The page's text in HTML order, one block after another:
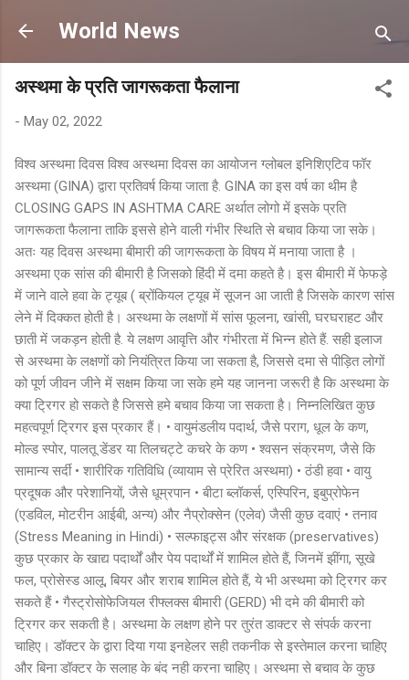
Skip to main content
World News
अस्थमा के प्रति जागरूकता फैलाना
- May 02, 2022
विश्व अस्थमा दिवस विश्व अस्थमा दिवस का आयोजन ग्लोबल इनिशिएटिव फॉर
अस्थमा (GINA) द्वारा प्रतिवर्ष किया जाता है. GINA का इस वर्ष का थीम है
CLOSING GAPS IN ASHTMA CARE अर्थात लोगो में इसके प्रति
जागरूकता फैलाना ताकि इससे होने वाली गंभीर स्थिति से बचाव किया जा सके।
अतः यह दिवस अस्थमा बीमारी की जागरूकता के विषय में मनाया जाता है ।
अस्थमा एक सांस की बीमारी है जिसको हिंदी में दमा कहते है। इस बीमारी में फेफड़े
में जाने वाले हवा के ट्यूब ( ब्रोंकियल ट्यूब में सूजन आ जाती है जिसके कारण सांस
लेने में दिक्कत होती है। अस्थमा के लक्षणों में सांस फूलना, खांसी, घरघराहट और
छाती में जकड़न होती है. ये लक्षण आवृत्ति और गंभीरता में भिन्न होते हैं. सही इलाज
से अस्थमा के लक्षणों को नियंत्रित किया जा सकता है, जिससे दमा से पीड़ित लोगों
को पूर्ण जीवन जीने में सक्षम किया जा सके हमे यह जानना जरूरी है कि अस्थमा के
क्या ट्रिगर हो सकते है जिससे हमे बचाव किया जा सकता है। निम्नलिखित कुछ
महत्वपूर्ण ट्रिगर इस प्रकार हैं। • वायुमंडलीय पदार्थ, जैसे पराग, धूल के कण,
मोल्ड स्पोर, पालतू डेंडर या तिलचट्टे कचरे के कण • श्वसन संक्रमण, जैसे कि
सामान्य सर्दी • शारीरिक गतिविधि (व्यायाम से प्रेरित अस्थमा) • ठंडी हवा • वायु
प्रदूषक और परेशानियों, जैसे धूम्रपान • बीटा ब्लॉकर्स, एस्पिरिन, इबुप्रोफेन
(एडविल, मोटरीन आईबी, अन्य) और नैप्रोक्सेन (एलेव) जैसी कुछ दवाएं • तनाव
(Stress Meaning in Hindi) • सल्फाइट्स और संरक्षक (preservatives)
कुछ प्रकार के खाद्य पदार्थों और पेय पदार्थों में शामिल होते हैं, जिनमें झींगा, सूखे
फल, प्रोसेस्ड आलू, बियर और शराब शामिल होते हैं, ये भी अस्थमा को ट्रिगर कर
सकते हैं • गैस्ट्रोसोफेजियल रीफ्लक्स बीमारी (GERD) भी दमे की बीमारी को
ट्रिगर कर सकती है। अस्थमा के लक्षण होने पर तुरंत डाक्टर से संपर्क करना
चाहिए। डॉक्टर के द्वारा दिया गया इनहेलर सही तकनीक से इस्तेमाल करना चाहिए
और बिना डॉक्टर के सलाह के बंद नही करना चाहिए। अस्थमा से बचाव के कुछ